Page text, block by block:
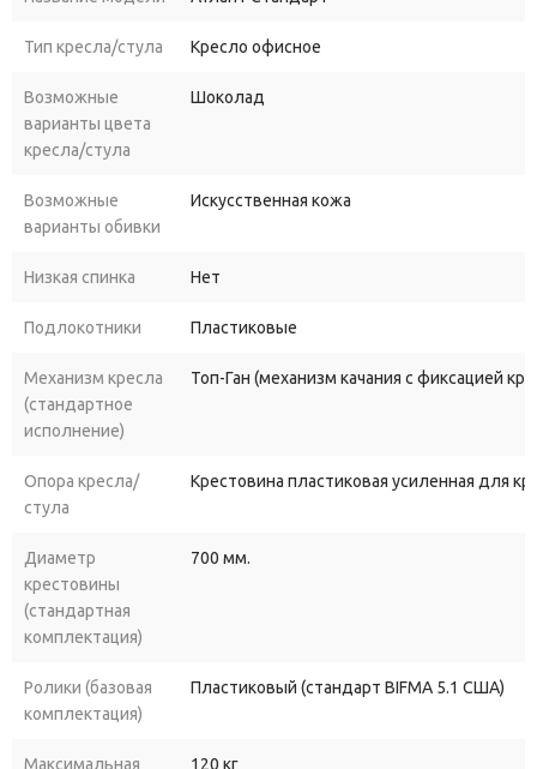
Тип кресла/стула Кресло офисное
Возможные
варианты цвета
кресла/стула
Шоколад
Возможные
варианты обивки
Искусственная кожа
Низкая спинка Нет
Подлокотники Пластиковые
Механизм кресла
(стандартное
исполнение)
Топ-Ган (механизм качания с фиксацией
Опора кресла/
стула
Крестовина пластиковая усиленная для
Диаметр
крестовины
(стандартная
комплектация)
700 мм.
Ролики (базовая
комплектация)
Пластиковый (стандарт BIFMA 5.1 США)
Максимальная 120 кг